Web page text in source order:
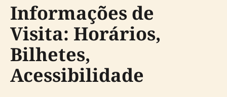
Informações de
Visita: Horários,
Bilhetes,
Acessibilidade